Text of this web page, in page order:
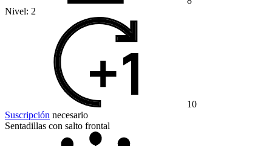
Nivel: 2
10
Suscripción necesario
Sentadillas con salto frontal